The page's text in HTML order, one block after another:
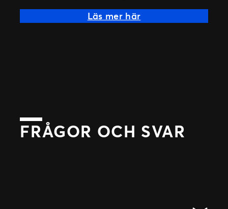
Läs mer här
FRÅGOR OCH SVAR